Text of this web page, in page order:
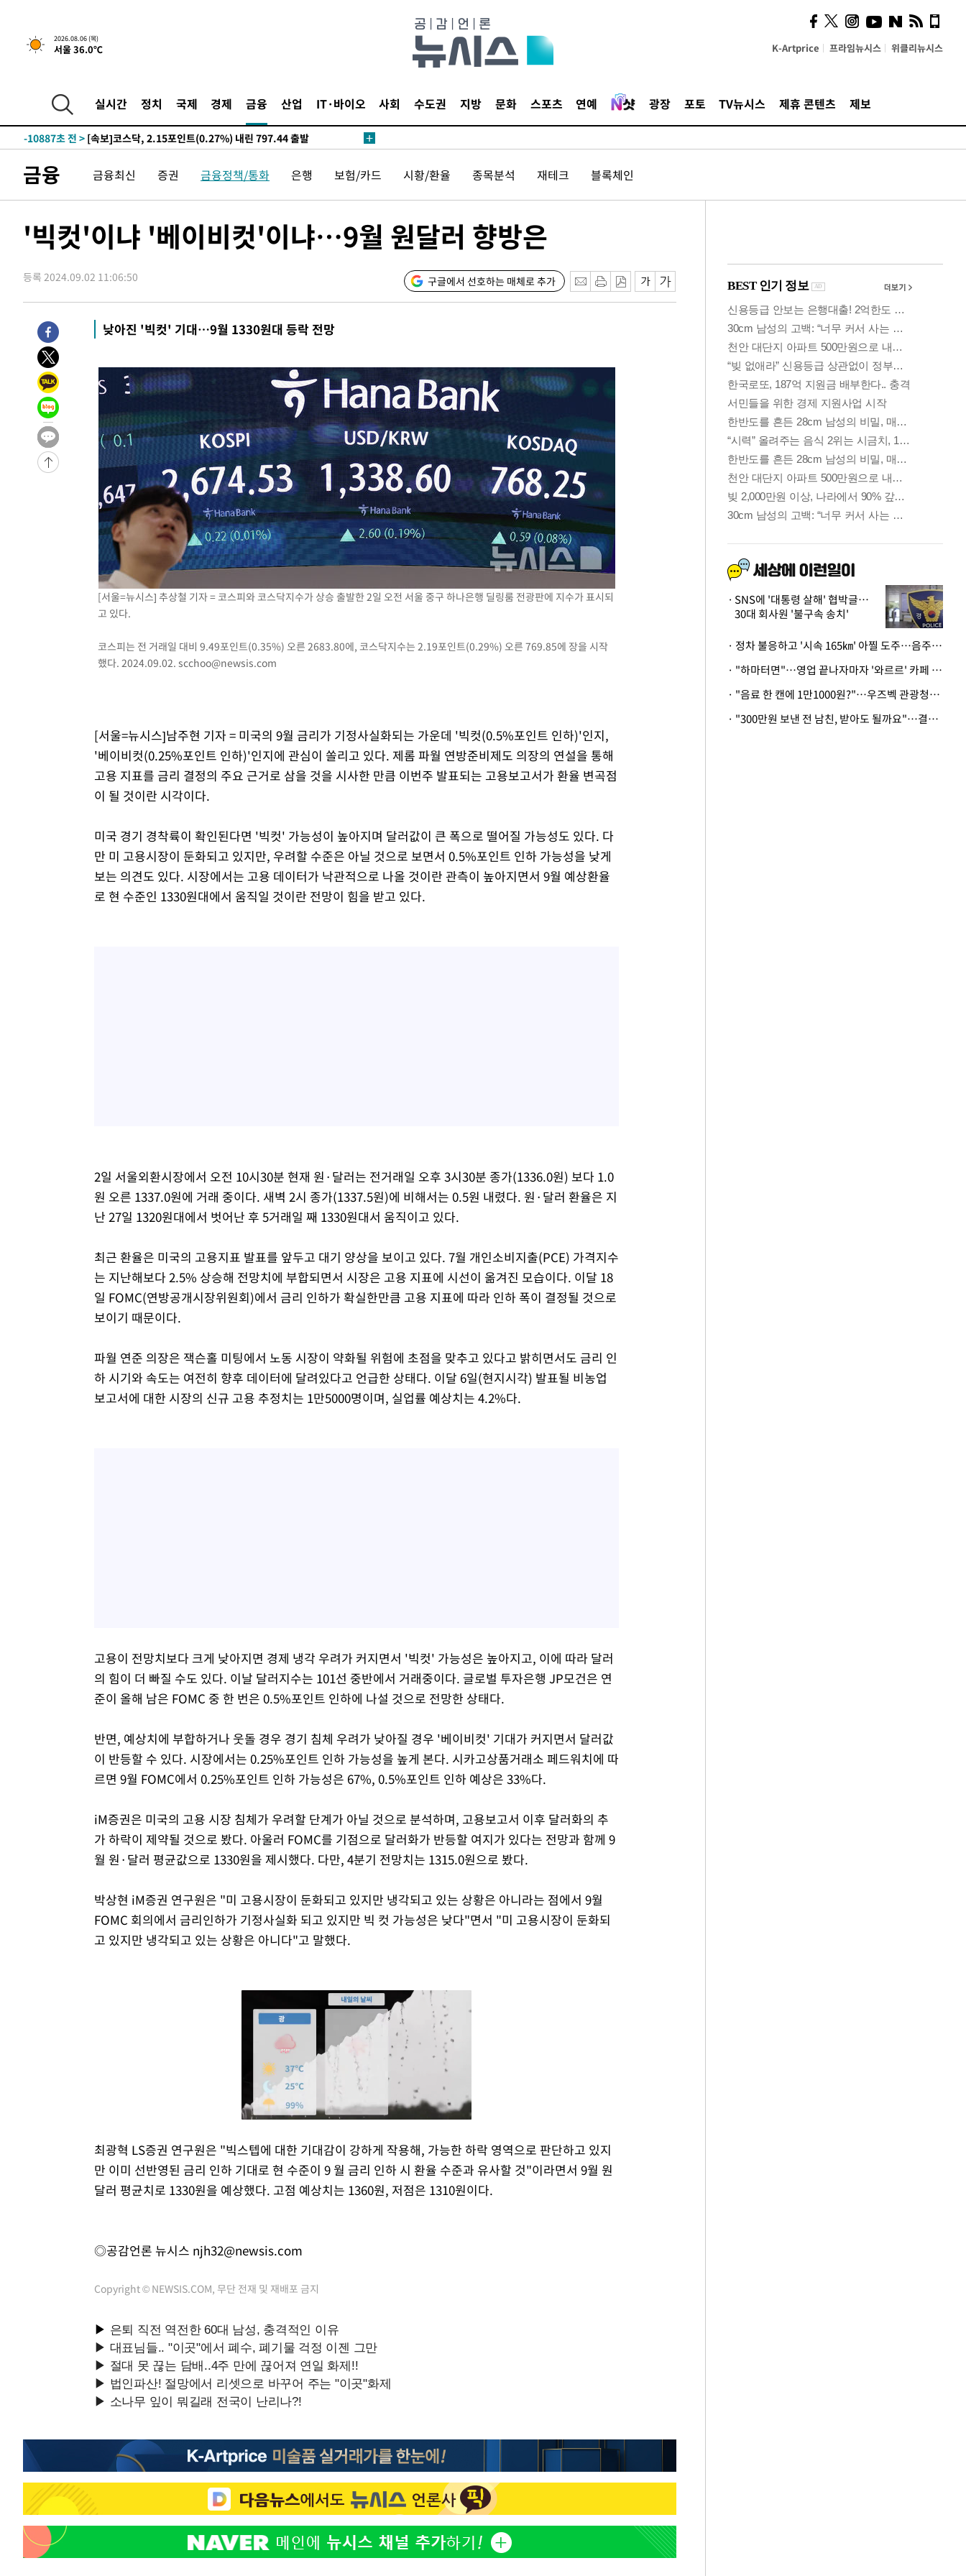
2026.08.06 (목)
서울 36.0℃ K-Artprice 프라임뉴시스 위클리뉴시스
실시간 정치 국제 경제 금융 산업 IT·바이오 사회 수도권 지방 문화 스포츠 연예 광장 포토 TV뉴시스 제휴 콘텐츠 제보
-16307초 전 >[속보]경찰, '홍명보 선임 논란' 대한축구협회·축구회관 등 압수수
색-15694초 전 >[속보]산업장관 "美무역법 제301조 과잉생산 결과 발표 8월 중 예
-14759초 전 >
[속보]전남광주 초대 시민추천 부시장에 백승주·윤난실
-12320초 전 >
-10887초 전 > [속보]코스닥, 2.15포인트(0.27%) 내린 797.44 출발
-7317초 전 >
6월 경상수지 497.3억 달러…두 달 연속 사상 최대
-7268초 전 >서울 낮 39도 '폭염중대경보'…40도 관측 가능성도
53분 전 >[속보] 호르무즈 해협 이란-오만 협상 기대속 뉴욕증시 혼조 마감 다우
3년 인터뷰
5시간 전 >[속보] "이란-오만, 호르무즈 해협 통행 항로 합의" 이란 외무부 대변인
-31849초 전 >"여기 떨어졌다"…다누리, 스페이스X 로켓 달 충돌 흔적 포착
-28894초 전 >
손흥민, 5경기 연속골 실패…LAFC는 승부차기 끝 과달라하라 격파
-21495초 전 >
내일까지 39도 '펄펄'…기상청 "태풍 지나며 폭염 잠시 꺾인다"
-21132초 전 >
-21110초 전 >
"美간섭에 합의 지연"…트럼프, '이란 호르무즈 통제권' 수용할까
-17630초 전 >
[속보]산업장관 "李정부, 원전 반대 안해…안정 전력 위해 불가피"
-16327초 전 >
[속보]경찰, '홍명보 선임 논란' 대한축구협회·축구회관 등 압수수
-15714초 전 >
[속보]산업장관 "美무역법 제301조 과잉생산 결과 발표 8월 중 예
-15507초 전 >
[속보]코스피 매도사이드카 발동…4%대 급락
[속보]전남광주 초대 시민추천 부시장에 백승주·윤난실
서울 열대야 15일째 지속…비공식 '초열대야' 30도 넘어
[속보]코스닥, 2.15포인트(0.27%) 내린 797.44 출발
[속보]코스피, 119.51포인트(1.81%) 내린 6478.75 개장
6월 경상수지 497.3억 달러…두 달 연속 사상 최대
서울 낮 39도 '폭염중대경보'…40도 관측 가능성도
미 워싱턴주 스포캔 시의 통제불능 3개 산불, 방화선 일부 구축
[속보] 호르무즈 해협 이란-오만 협상 기대속 뉴욕증시 혼조 마감 다우
[속보] 이란 대통령 "지금 최고지도자와 소통하기가 매우 어려워" 취임
[속보] "이란-오만, 호르무즈 해협 통행 항로 합의" 이란 외무부 대변인
금융 금융최신 증권 금융정책/통화 은행 보험/카드 시황/환율 종목분석 재테크 블록체인
'빅컷'이냐 '베이비컷'이냐…9월 원달러 향방은
등록 2024.09.02 11:06:50 구글에서 선호하는 매체로 추가
낮아진 '빅컷' 기대…9월 1330원대 등락 전망
[서울=뉴시스] 추상철 기자 = 코스피와 코스닥지수가 상승 출발한 2일 오전 서울 중구 하나은행 딜링룸 전광판에 지수가 표시되
고 있다.
코스피는 전 거래일 대비 9.49포인트(0.35%) 오른 2683.80에, 코스닥지수는 2.19포인트(0.29%) 오른 769.85에 장을 시작
했다. 2024.09.02. scchoo@newsis.com
[서울=뉴시스]남주현 기자 = 미국의 9월 금리가 기정사실화되는 가운데 '빅컷(0.5%포인트 인하)'인지,
'베이비컷(0.25%포인트 인하)'인지에 관심이 쏠리고 있다. 제롬 파월 연방준비제도 의장의 연설을 통해
고용 지표를 금리 결정의 주요 근거로 삼을 것을 시사한 만큼 이번주 발표되는 고용보고서가 환율 변곡점
이 될 것이란 시각이다.
미국 경기 경착륙이 확인된다면 '빅컷' 가능성이 높아지며 달러값이 큰 폭으로 떨어질 가능성도 있다. 다
만 미 고용시장이 둔화되고 있지만, 우려할 수준은 아닐 것으로 보면서 0.5%포인트 인하 가능성을 낮게
보는 의견도 있다. 시장에서는 고용 데이터가 낙관적으로 나올 것이란 관측이 높아지면서 9월 예상환율
로 현 수준인 1330원대에서 움직일 것이란 전망이 힘을 받고 있다.
2일 서울외환시장에서 오전 10시30분 현재 원·달러는 전거래일 오후 3시30분 종가(1336.0원) 보다 1.0
원 오른 1337.0원에 거래 중이다. 새벽 2시 종가(1337.5원)에 비해서는 0.5원 내렸다. 원·달러 환율은 지
난 27일 1320원대에서 벗어난 후 5거래일 째 1330원대서 움직이고 있다.
최근 환율은 미국의 고용지표 발표를 앞두고 대기 양상을 보이고 있다. 7월 개인소비지출(PCE) 가격지수
는 지난해보다 2.5% 상승해 전망치에 부합되면서 시장은 고용 지표에 시선이 옮겨진 모습이다. 이달 18
일 FOMC(연방공개시장위원회)에서 금리 인하가 확실한만큼 고용 지표에 따라 인하 폭이 결정될 것으로
보이기 때문이다.
파월 연준 의장은 잭슨홀 미팅에서 노동 시장이 약화될 위험에 초점을 맞추고 있다고 밝히면서도 금리 인
하 시기와 속도는 여전히 향후 데이터에 달려있다고 언급한 상태다. 이달 6일(현지시각) 발표될 비농업
보고서에 대한 시장의 신규 고용 추정치는 1만5000명이며, 실업률 예상치는 4.2%다.
고용이 전망치보다 크게 낮아지면 경제 냉각 우려가 커지면서 '빅컷' 가능성은 높아지고, 이에 따라 달러
의 힘이 더 빠질 수도 있다. 이날 달러지수는 101선 중반에서 거래중이다. 글로벌 투자은행 JP모건은 연
준이 올해 남은 FOMC 중 한 번은 0.5%포인트 인하에 나설 것으로 전망한 상태다.
반면, 예상치에 부합하거나 웃돌 경우 경기 침체 우려가 낮아질 경우 '베이비컷' 기대가 커지면서 달러값
이 반등할 수 있다. 시장에서는 0.25%포인트 인하 가능성을 높게 본다. 시카고상품거래소 페드워치에 따
르면 9월 FOMC에서 0.25%포인트 인하 가능성은 67%, 0.5%포인트 인하 예상은 33%다.
iM증권은 미국의 고용 시장 침체가 우려할 단계가 아닐 것으로 분석하며, 고용보고서 이후 달러화의 추
가 하락이 제약될 것으로 봤다. 아울러 FOMC를 기점으로 달러화가 반등할 여지가 있다는 전망과 함께 9
월 원·달러 평균값으로 1330원을 제시했다. 다만, 4분기 전망치는 1315.0원으로 봤다.
박상현 iM증권 연구원은 "미 고용시장이 둔화되고 있지만 냉각되고 있는 상황은 아니라는 점에서 9월
FOMC 회의에서 금리인하가 기정사실화 되고 있지만 빅 컷 가능성은 낮다"면서 "미 고용시장이 둔화되
고 있지만 냉각되고 있는 상황은 아니다"고 말했다.
Mute
최광혁 LS증권 연구원은 "빅스텝에 대한 기대감이 강하게 작용해, 가능한 하락 영역으로 판단하고 있지
만 이미 선반영된 금리 인하 기대로 현 수준이 9 월 금리 인하 시 환율 수준과 유사할 것"이라면서 9월 원
달러 평균치로 1330원을 예상했다. 고점 예상치는 1360원, 저점은 1310원이다.
◎공감언론 뉴시스 njh32@newsis.com
Copyright © NEWSIS.COM, 무단 전재 및 재배포 금지
"5·8·9호선 출퇴근 혼잡,
정부 국비지원 필요"
SNS에 '대통령 살해' 협박글…
30대 회사원 '불구속 송치'
· 정차 불응하고 '시속 165㎞' 아찔 도주…음주운전자 체포
· "하마터면"…영업 끝나자마자 '와르르' 카페 테라스 덮친 대리석 외벽
· "음료 한 캔에 1만1000원?"…우즈벡 관광청까지 나섰다, 유튜버 폭로 후폭풍
· "300만원 보낸 전 남친, 받아도 될까요"…결혼 앞둔 예비신부의 뜻밖 고충